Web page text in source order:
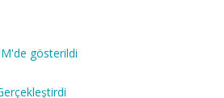
gösterildi